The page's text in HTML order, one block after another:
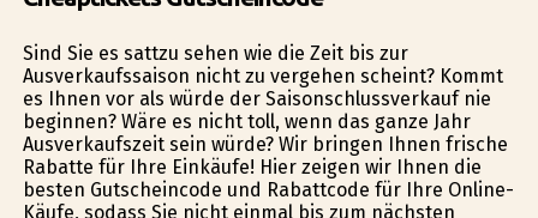
Sind Sie es sattzu sehen wie die Zeit bis zur
Ausverkaufssaison nicht zu vergehen scheint? Kommt
es Ihnen vor als würde der Saisonschlussverkauf nie
beginnen? Wäre es nicht toll, wenn das ganze Jahr
Ausverkaufszeit sein würde? Wir bringen Ihnen frische
Rabatte für Ihre Einkäufe! Hier zeigen wir Ihnen die
besten Gutscheincode und Rabattcode für Ihre Online-
Käufe, sodass Sie nicht einmal bis zum nächsten